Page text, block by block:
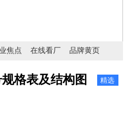
焦点 在线看厂 品牌黄页
格表及结构图 精选